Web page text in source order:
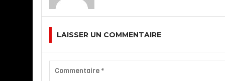
LAISSER UN COMMENTAIRE